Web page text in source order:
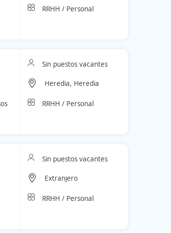
RRHH / Personal
Sin puestos vacantes
Heredia, Heredia
RRHH / Personal
Sin puestos vacantes
Extranjero
RRHH / Personal